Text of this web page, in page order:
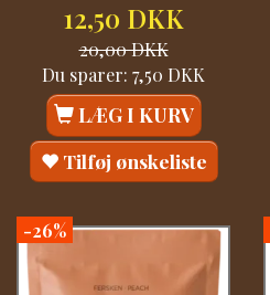
12,50 DKK
20,00 DKK
Du sparer: 7,50 DKK
LÆG I KURV
Tilføj ønskeliste
-26%